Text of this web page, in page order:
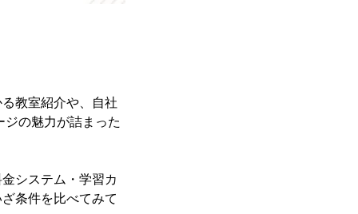
教室紹介や、自社
の魅力が詰まった
システム・学習カ
条件を比べてみて